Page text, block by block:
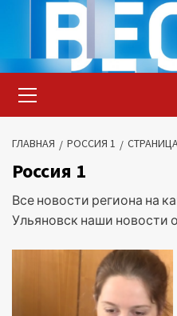
содержимому
меню
ГЛАВНАЯ РОССИЯ 1
Россия 1
Все новости региона на
Ульяновск наши новости